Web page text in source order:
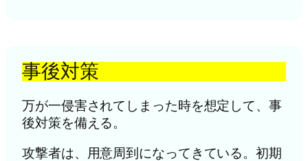
事後対策
万が一侵害されてしまった時を想定して、事
後対策を備える。
攻撃者は、用意周到になってきている。初期